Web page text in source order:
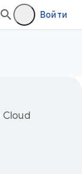
Войти
Cloud